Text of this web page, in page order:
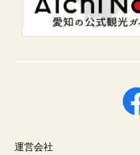
運営会社